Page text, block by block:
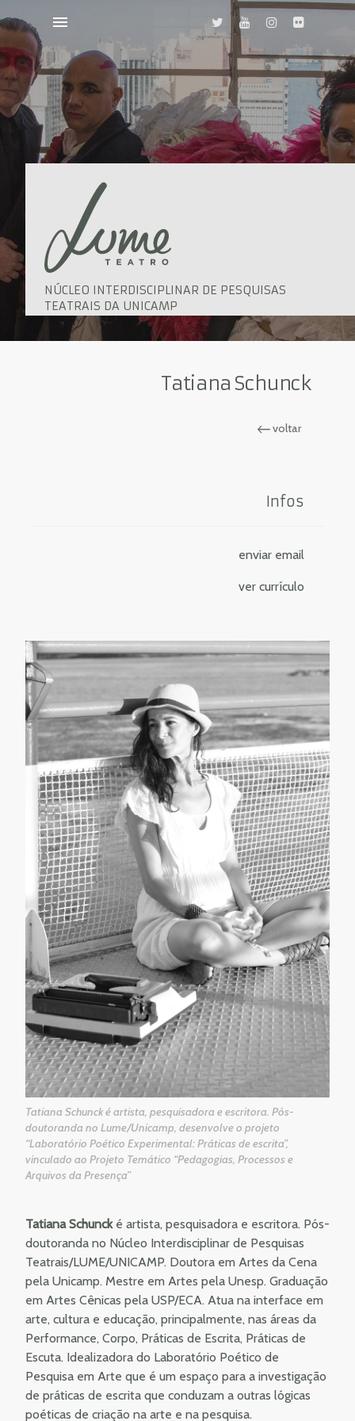
NÚCLEO INTERDISCIPLINAR DE PESQUISAS
TEATRAIS DA UNICAMP
Tatiana Schunck
voltar
Infos
enviar email
ver currículo
Tatiana Schunck é artista, pesquisadora e escritora. Pós-
doutoranda no Lume/Unicamp, desenvolve o projeto
“Laboratório Poético Experimental: Práticas de escrita”,
vinculado ao Projeto Temático “Pedagogias, Processos e
Arquivos da Presença”
Tatiana Schuncké artista, pesquisadora e escritora. Pós-
doutoranda no Núcleo Interdisciplinar de Pesquisas
Teatrais/LUME/UNICAMP. Doutora em Artes da Cena
pela Unicamp. Mestre em Artes pela Unesp. Graduação
em Artes Cênicas pela USP/ECA. Atua na interface em
arte, cultura e educação, principalmente, nas áreas da
Performance, Corpo, Práticas de Escrita, Práticas de
Escuta. Idealizadora do Laboratório Poético de
Pesquisa em Arte que é um espaço para a investigação
de práticas de escrita que conduzam a outras lógicas
poéticas de criação na arte e na pesquisa.